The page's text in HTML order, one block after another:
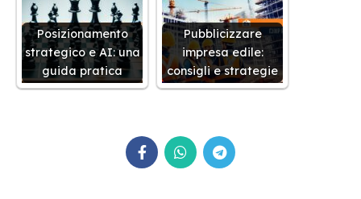
Posizionamento
strategico e AI: una
guida pratica
Pubblicizzare
impresa edile:
consigli e strategie